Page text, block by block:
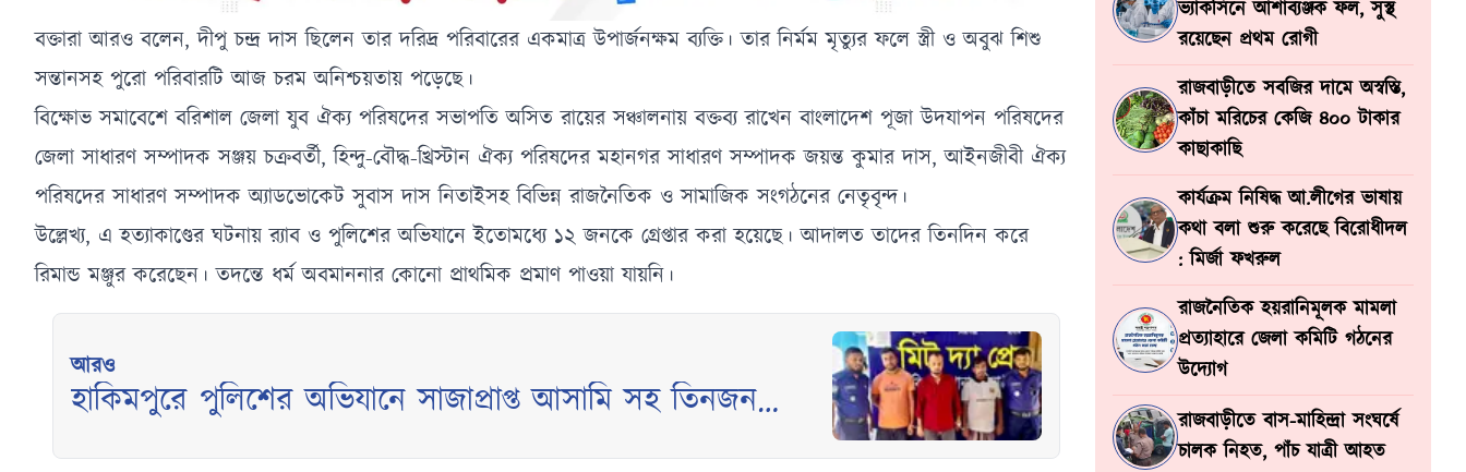
বক্তারা আরও বলেন, দীপু চন্দ্র দাস ছিলেন তার দরিদ্র পরিবারের একমাত্র উপার্জনক্ষম ব্যক্তি। তার নির্মম মৃত্যুর ফলে স্ত্রী ও অবুঝ শিশু
সন্তানসহ পুরো পরিবারটি আজ চরম অনিশ্চয়তায় পড়েছে।
বিক্ষোভ সমাবেশে বরিশাল জেলা যুব ঐক্য পরিষদের সভাপতি অসিত রায়ের সঞ্চালনায় বক্তব্য রাখেন বাংলাদেশ পূজা উদযাপন পরিষদের
জেলা সাধারণ সম্পাদক সঞ্জয় চক্রবর্তী, হিন্দু-বৌদ্ধ-খ্রিস্টান ঐক্য পরিষদের মহানগর সাধারণ সম্পাদক জয়ন্ত কুমার দাস, আইনজীবী ঐক্য
পরিষদের সাধারণ সম্পাদক অ্যাডভোকেট সুবাস দাস নিতাইসহ বিভিন্ন রাজনৈতিক ও সামাজিক সংগঠনের নেতৃবৃন্দ।
উল্লেখ্য, এ হত্যাকাণ্ডের ঘটনায় র‍্যাব ও পুলিশের অভিযানে ইতোমধ্যে ১২ জনকে গ্রেপ্তার করা হয়েছে। আদালত তাদের তিনদিন করে
রিমান্ড মঞ্জুর করেছেন। তদন্তে ধর্ম অবমাননার কোনো প্রাথমিক প্রমাণ পাওয়া যায়নি।
আরও
হাকিমপুরে পুলিশের অভিযানে সাজাপ্রাপ্ত আসামি সহ তিনজন
ভ্যাকসিনে আশাব্যঞ্জক ফল, সুস্থ
রয়েছেন প্রথম রোগী
রাজবাড়ীতে সবজির দামে অস্বস্তি,
কাঁচা মরিচের কেজি ৪০০ টাকার
কাছাকাছি
কার্যক্রম নিষিদ্ধ আ.লীগের ভাষায়
কথা বলা শুরু করেছে বিরোধীদল
: মির্জা ফখরুল
রাজনৈতিক হয়রানিমূলক মামলা
প্রত্যাহারে জেলা কমিটি গঠনের
উদ্যোগ
রাজবাড়ীতে বাস-মাহিন্দ্রা সংঘর্ষে
চালক নিহত, পাঁচ যাত্রী আহত